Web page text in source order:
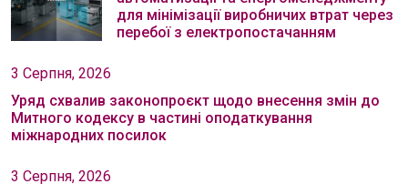
для мінімізації виробничих втрат через
перебої з електропостачанням
3 Серпня, 2026
Уряд схвалив законопроєкт щодо внесення змін до
Митного кодексу в частині оподаткування
міжнародних посилок
3 Серпня, 2026